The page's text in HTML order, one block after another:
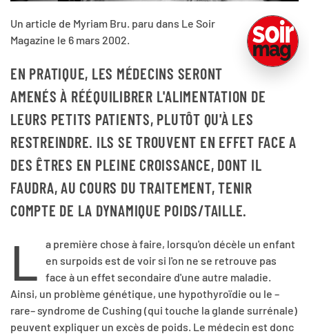
Un article de Myriam Bru. paru dans Le Soir
Magazine le 6 mars 2002.
EN PRATIQUE, LES MÉDECINS SERONT
AMENÉS À RÉÉQUILIBRER L'ALIMENTATION DE
LEURS PETITS PATIENTS, PLUTÔT QU'À LES
RESTREINDRE. ILS SE TROUVENT EN EFFET FACE A
DES ÊTRES EN PLEINE CROISSANCE, DONT IL
FAUDRA, AU COURS DU TRAITEMENT, TENIR
COMPTE DE LA DYNAMIQUE POIDS/TAILLE.
L
a première chose à faire, lorsqu'on décèle un enfant
en surpoids est de voir si l'on ne se retrouve pas
face à un effet secondaire d'une autre maladie.
Ainsi, un problème génétique, une hypothyroïdie ou le –
rare– syndrome de Cushing (qui touche la glande surrénale)
peuvent expliquer un excès de poids. Le médecin est donc